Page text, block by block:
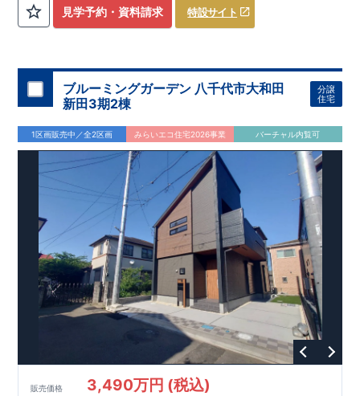
宅性能評価ダブル取得予定! ・『設計』住宅性能評価‥‥建物設
計段階で、国が認めた第三機関が評価しております。 ・『建
だけでなく、「現場の施工状況」を検査した上で、品質を保証
しております。■全棟自社一貫体制! ・誰が何をやったかが明
確だからこそ、お客様の安心に繋がります。 ・設計、施工、営
業が協力しあい、最良のプランをご提供いたします。 ・不要な
中間マージンを抑える事で、コストダウンに努めております。​
見学予約・資料請求 特設サイト
ブルーミングガーデン 八千代市大和田
新田3期2棟
分譲
住宅
1区画販売中／全2区画 みらいエコ住宅2026事業 バーチャル内覧可
販売価格 3,490万円 (税込)